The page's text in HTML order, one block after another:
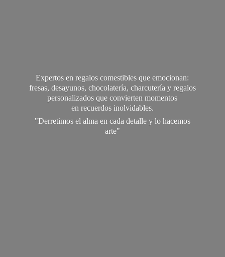
Expertos en regalos comestibles que emocionan:
fresas, desayunos, chocolatería, charcutería y regalos
personalizados que convierten momentos
en recuerdos inolvidables.
"Derretimos el alma en cada detalle y lo hacemos
arte"